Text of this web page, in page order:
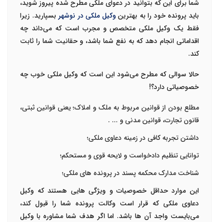
شما برای این که بتوانید در دعوای ملکی مطرح شده پیروز شوید،
باید پرونده خود را به بهترینوکیل ملکی در نوشهر بسپارید. زیرا
فقط یک وکیل ملکیمتخصص و مجرب است که می‌داند چه
اقداماتی انجام دهد که به نفع شما باشد، و حقانیت شما را ثابت
کند.
حالا سوالی که مطرح می‌شود این است که وکیل ملکی خوب چه
خصوصیاتی دارد؟!
مطلع بودن از قوانین مربوط به ملک و املاک؛ یعنی قوانین ثبتی،
قانون تجارت، قوانین مدنی و ... .
داشتن تجربه کافی در زمینه دعاوی ملکی؛
توانایی تنظیم دادخواست و لایحه قوی و مستحکم؛
شناخت مدارک محکمه پسند در پرونده های ملکی؛
این موارد حداقل خصوصیات و ویژگی هایی هستند که وکیل
دعاوی ملکی که قرار است وکالت پرونده شما را قبول کند،
می‌بایست واجد آن ها باشد. اما اگر هدف شما مشاوره با وکیل